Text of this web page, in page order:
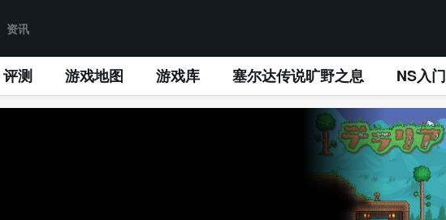
评测 游戏地图 游戏库 塞尔达传说旷野之息 NS入门